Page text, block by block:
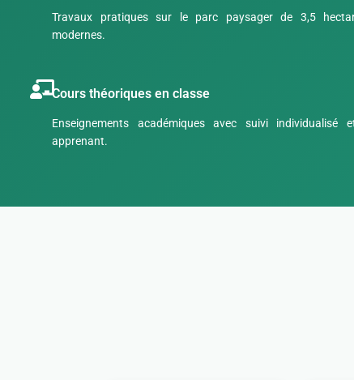
Travaux pratiques sur le parc paysager de 3,5
modernes.
Cours théoriques en classe
Enseignements académiques avec suivi
apprenant.